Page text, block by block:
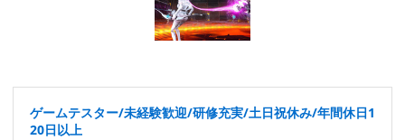
ゲームテスター/未経験歓迎/研修充実/土日祝休み/年間休日1
20日以上